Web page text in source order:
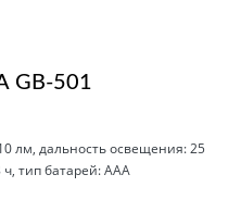
GB-501
лм, дальность освещения: 25
тип батарей: AAA